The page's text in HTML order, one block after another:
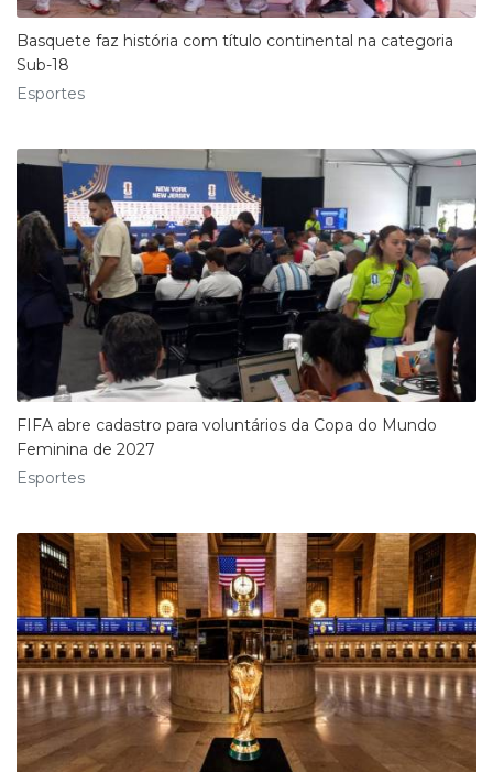
Basquete faz história com título continental na categoria
Sub-18
Esportes
FIFA abre cadastro para voluntários da Copa do Mundo
Feminina de 2027
Esportes